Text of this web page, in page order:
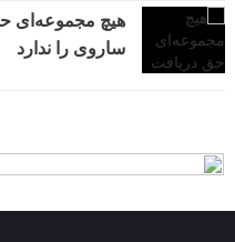
هیچ مجموعه‌ای
ساروی را ندارد